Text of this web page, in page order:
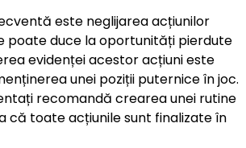
este neglijarea acțiunilor
poate duce la oportunități pierdute
evidenței acestor acțiuni este
unei poziții puternice în joc.
recomandă crearea unei rutine
că toate acțiunile sunt finalizate în